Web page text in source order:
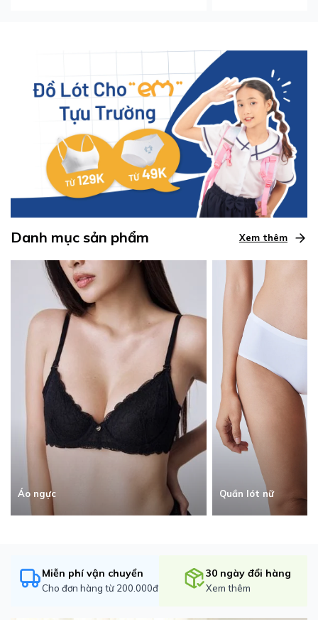
Danh mục sản phẩm Xem thêm
Áo ngực Quần lót nữ
Miễn phí vận chuyển
Cho đơn hàng từ 200.000đ
30 ngày đổi hàng
Xem thêm